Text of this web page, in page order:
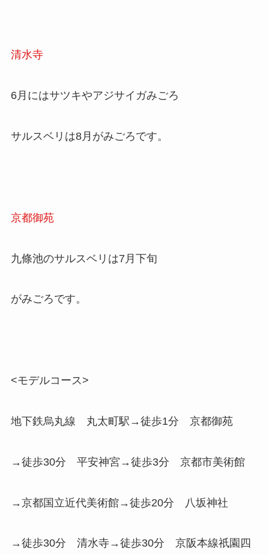
清水寺
6月にはサツキやアジサイガみごろ
サルスベリは8月がみごろです。
京都御苑
九條池のサルスベリは7月下旬
がみごろです。
<モデルコース>
地下鉄烏丸線 丸太町駅→徒歩1分 京都御苑
→徒歩30分 平安神宮→徒歩3分 京都市美術館
→京都国立近代美術館→徒歩20分 八坂神社
→徒歩30分 清水寺→徒歩30分 京阪本線祇園四